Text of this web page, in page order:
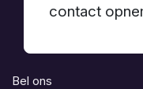
contact
Bel ons